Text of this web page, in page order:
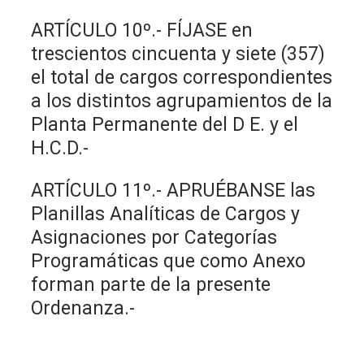
ARTÍCULO 10º.- FÍJASE en
trescientos cincuenta y siete (357)
el total de cargos correspondientes
a los distintos agrupamientos de la
Planta Permanente del D E. y el
H.C.D.-
ARTÍCULO 11º.- APRUÉBANSE las
Planillas Analíticas de Cargos y
Asignaciones por Categorías
Programáticas que como Anexo
forman parte de la presente
Ordenanza.-